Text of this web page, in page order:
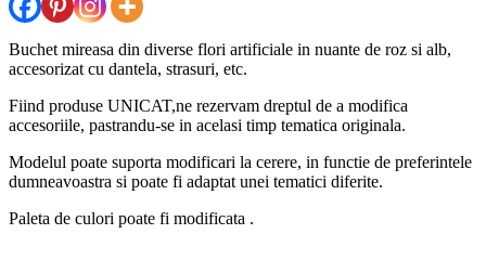
Buchet mireasa din diverse flori artificiale in nuante de roz si alb,
accesorizat cu dantela, strasuri, etc.
Fiind produse UNICAT,ne rezervam dreptul de a modifica
accesoriile, pastrandu-se in acelasi timp tematica originala.
Modelul poate suporta modificari la cerere, in functie de preferintele
dumneavoastra si poate fi adaptat unei tematici diferite.
Paleta de culori poate fi modificata .